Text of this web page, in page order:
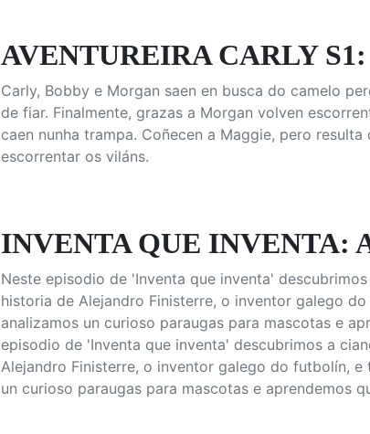
AVENTUREIRA CARLY
Carly, Bobby e Morgan saen en busca do camelo
de fiar. Finalmente, grazas a Morgan volven
caen nunha trampa. Coñecen a Maggie, pero
escorrentar os viláns.
INVENTA QUE INVENTA:
Neste episodio de 'Inventa que inventa'
historia de Alejandro Finisterre, o inventor galego
analizamos un curioso paraugas para mascotas e
episodio de 'Inventa que inventa' descubrimos a
Alejandro Finisterre, o inventor galego do futbolín,
un curioso paraugas para mascotas e aprendemos